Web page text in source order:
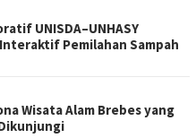
UNISDA–UNHASY
Pemilahan Sampah
Wisata Alam Brebes yang